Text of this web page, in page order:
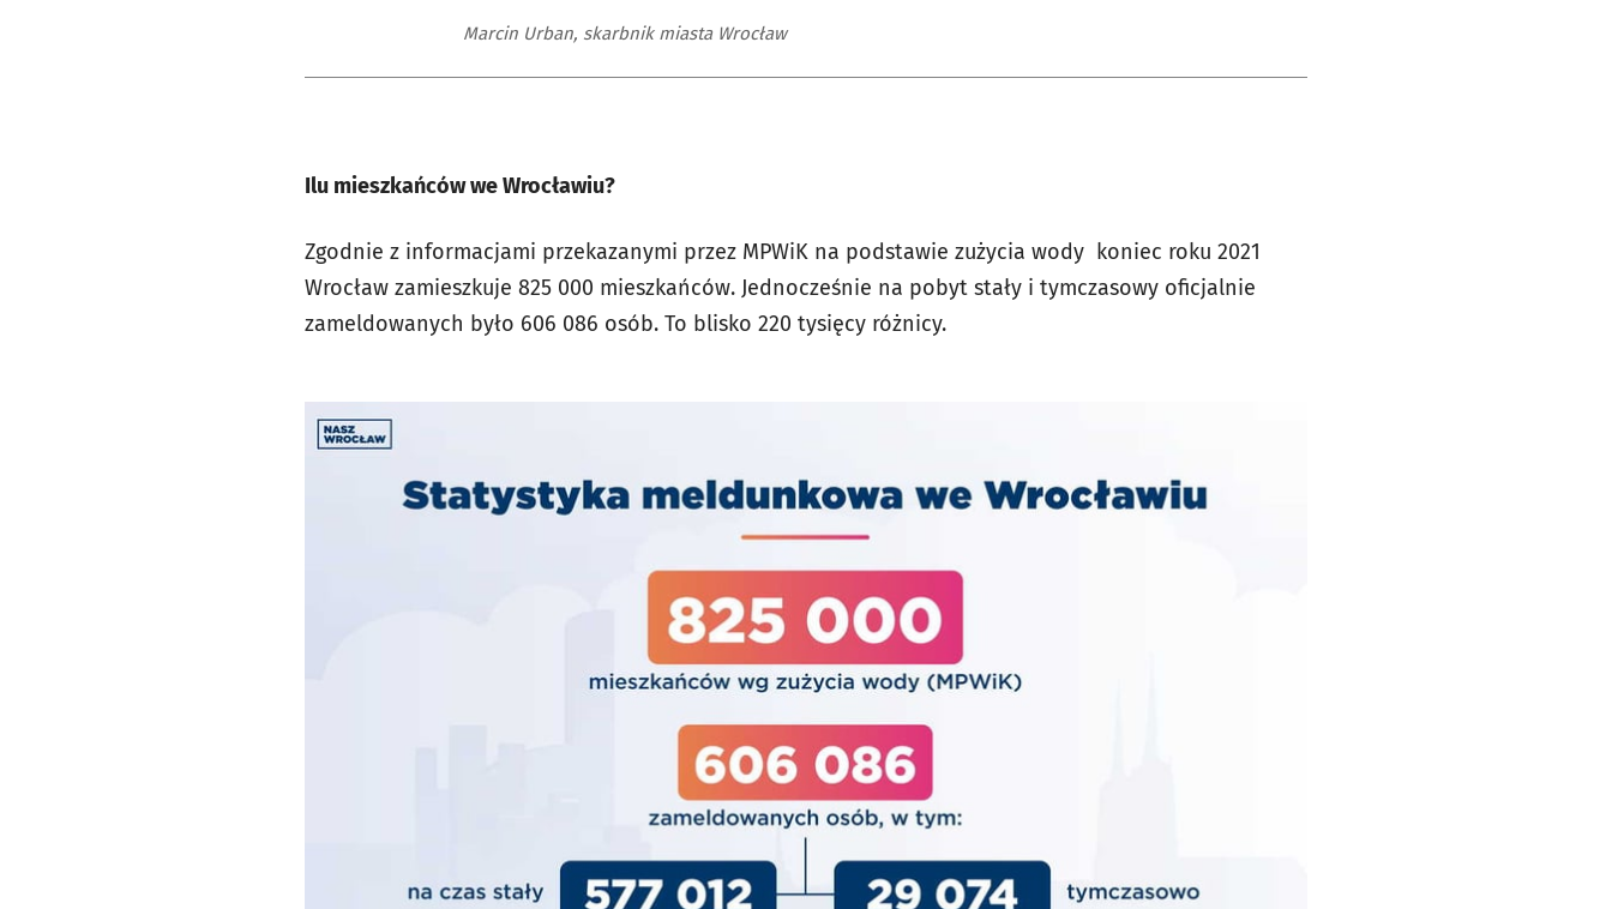
Marcin Urban, skarbnik miasta Wrocław
Ilu mieszkańców we Wrocławiu?
Zgodnie z informacjami przekazanymi przez MPWiK na podstawie zużycia wody koniec roku 2021
Wrocław zamieszkuje 825 000 mieszkańców. Jednocześnie na pobyt stały i tymczasowy oficjalnie
zameldowanych było 606 086 osób. To blisko 220 tysięcy różnicy.